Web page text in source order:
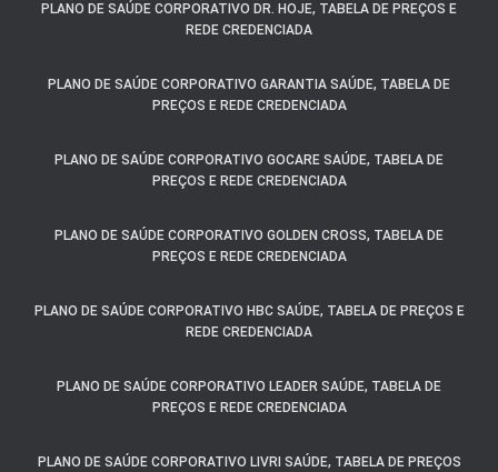
PLANO DE SAÚDE CORPORATIVO DR. HOJE, TABELA DE PREÇOS E
REDE CREDENCIADA
PLANO DE SAÚDE CORPORATIVO GARANTIA SAÚDE, TABELA DE
PREÇOS E REDE CREDENCIADA
PLANO DE SAÚDE CORPORATIVO GOCARE SAÚDE, TABELA DE
PREÇOS E REDE CREDENCIADA
PLANO DE SAÚDE CORPORATIVO GOLDEN CROSS, TABELA DE
PREÇOS E REDE CREDENCIADA
PLANO DE SAÚDE CORPORATIVO HBC SAÚDE, TABELA DE PREÇOS E
REDE CREDENCIADA
PLANO DE SAÚDE CORPORATIVO LEADER SAÚDE, TABELA DE
PREÇOS E REDE CREDENCIADA
PLANO DE SAÚDE CORPORATIVO LIVRI SAÚDE, TABELA DE PREÇOS